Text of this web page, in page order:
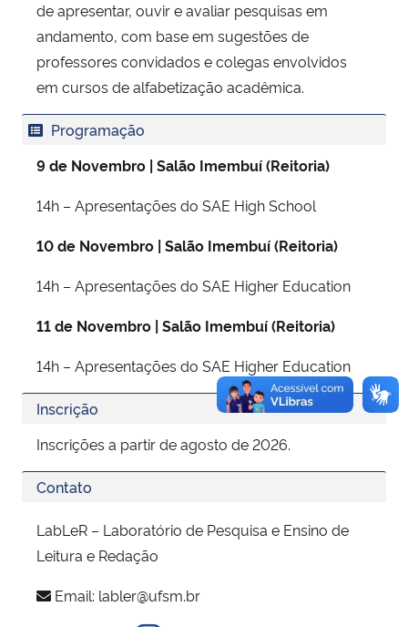
de apresentar, ouvir e avaliar pesquisas em
andamento, com base em sugestões de
professores convidados e colegas envolvidos
em cursos de alfabetização acadêmica.
Programação
9 de Novembro | Salão Imembuí (Reitoria)
14h – Apresentações do SAE High School
10 de Novembro | Salão Imembuí (Reitoria)
14h – Apresentações do SAE Higher Education
11 de Novembro | Salão Imembuí (Reitoria)
14h – Apresentações do SAE Higher Education
Inscrição
Inscrições a partir de agosto de 2026.
Contato
LabLeR – Laboratório de Pesquisa e Ensino de
Leitura e Redação
Email: labler@ufsm.br